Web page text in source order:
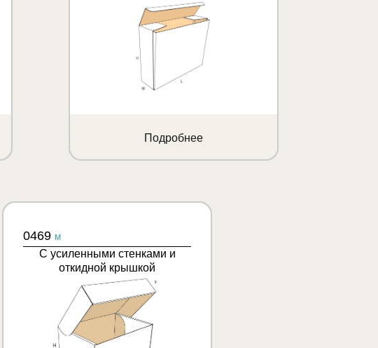
Подробнее
0469 M
С усиленными стенками и
откидной крышкой